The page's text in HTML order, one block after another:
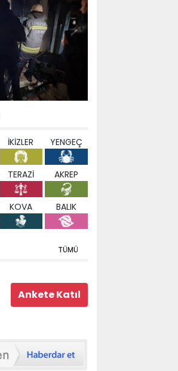
İKİZLER YENGEÇ
TERAZİ AKREP
KOVA BALIK
TÜMÜ